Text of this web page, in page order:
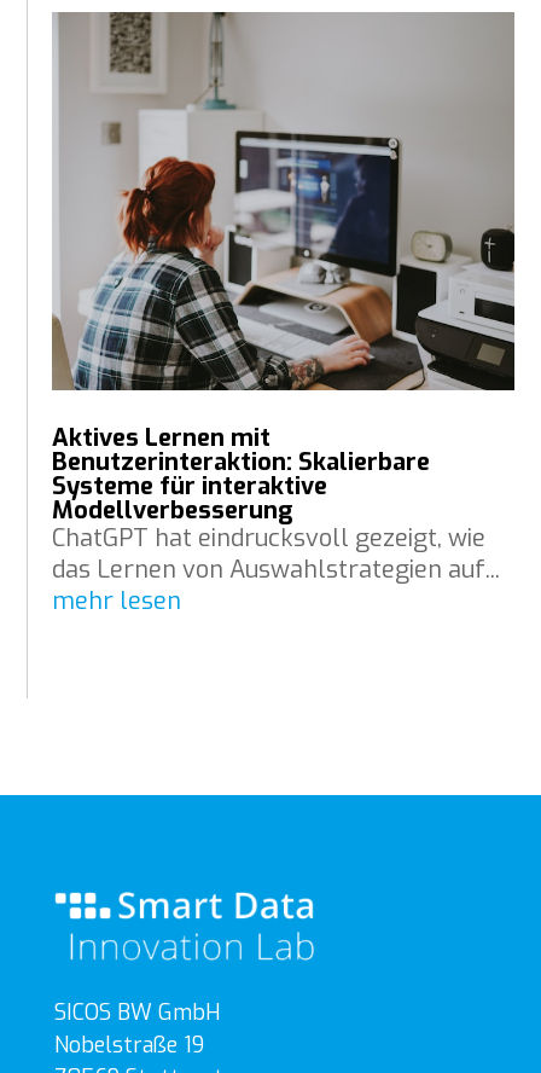
Aktives Lernen mit
Benutzerinteraktion: Skalierbare
Systeme für interaktive
Modellverbesserung
ChatGPT hat eindrucksvoll gezeigt, wie
das Lernen von Auswahlstrategien auf...
mehr lesen
SICOS BW GmbH
Nobelstraße 19